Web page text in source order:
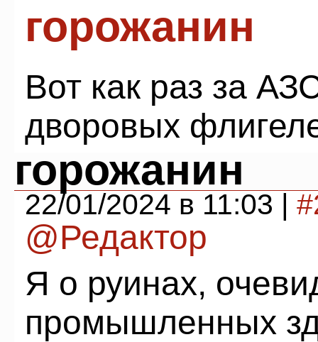
горожанин
Вот как раз за
дворовых
горожанин
22/01/2024 в 11:03 |
@Редактор
Я о руинах,
промышленных